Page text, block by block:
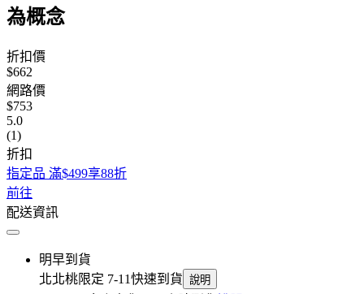
為概念
折扣價
$662
網路價
$753
5.0
(1)
折扣
指定品 滿$499享88折
前往
配送資訊
明早到貨
北北桃限定 7-11快速到貨 說明